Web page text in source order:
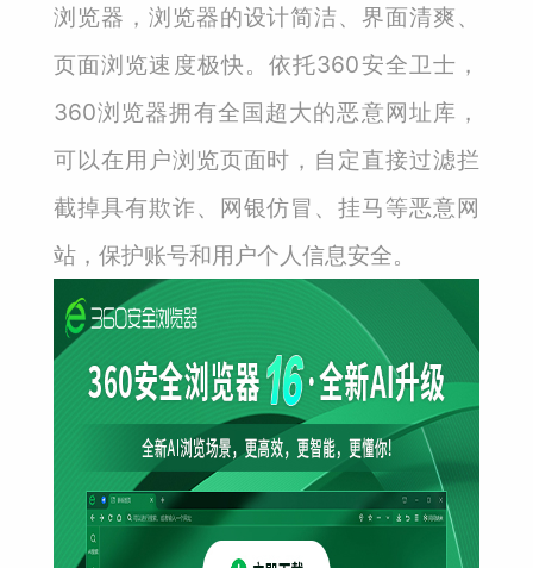
浏览器，浏览器的设计简洁、界面清爽、
页面浏览速度极快。依托360安全卫士，
360浏览器拥有全国超大的恶意网址库，
可以在用户浏览页面时，自定直接过滤拦
截掉具有欺诈、网银仿冒、挂马等恶意网
站，保护账号和用户个人信息安全。